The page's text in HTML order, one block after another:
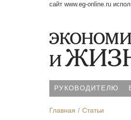
сайт www.eg-online.ru
РУКОВОДИТЕЛЮ
Главная Статьи